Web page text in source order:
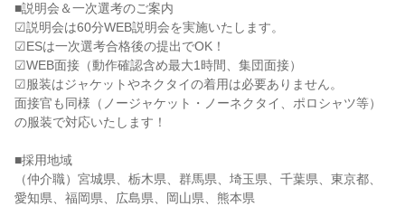
■説明会＆一次選考のご案内
☑説明会は60分WEB説明会を実施いたします。
☑ESは一次選考合格後の提出でOK！
☑WEB面接（動作確認含め最大1時間、集団面接）
☑服装はジャケットやネクタイの着用は必要ありません。
面接官も同様（ノージャケット・ノーネクタイ、ポロシャツ等）
の服装で対応いたします！
■採用地域
（仲介職）宮城県、栃木県、群馬県、埼玉県、千葉県、東京都、
愛知県、福岡県、広島県、岡山県、熊本県